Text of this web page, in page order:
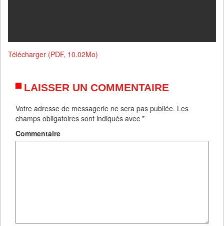
Télécharger (PDF, 10.02Mo)
LAISSER UN COMMENTAIRE
Votre adresse de messagerie ne sera pas publiée. Les
champs obligatoires sont indiqués avec *
Commentaire